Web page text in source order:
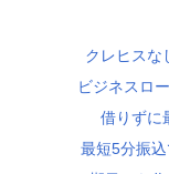
クレヒスな
ビジネスロ
借りずに
最短5分振